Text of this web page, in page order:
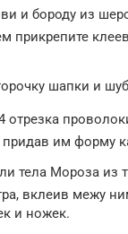
и бороду из
прикрепите
шапки и
отрезка
придав им форму
тела Мороза из
вклеив межу
и ножек.